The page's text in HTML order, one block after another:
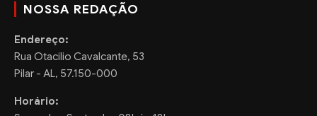
NOSSA REDAÇÃO
Endereço:
Rua Otacilio Cavalcante, 53
Pilar - AL, 57.150-000
Horário: